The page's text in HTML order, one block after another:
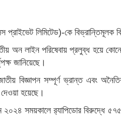
প্রাইভেট লিমিটেড)-কে
অন লাইন পরিষেবায় প্রলুব্ধ হয়ে
জানিয়েছে।
বিজ্ঞাপন সম্পূর্ণ ভ্রান্ত এবং
হয়েছে।
মে ২০২৪ সময়কালে ব়্যাপিডোর